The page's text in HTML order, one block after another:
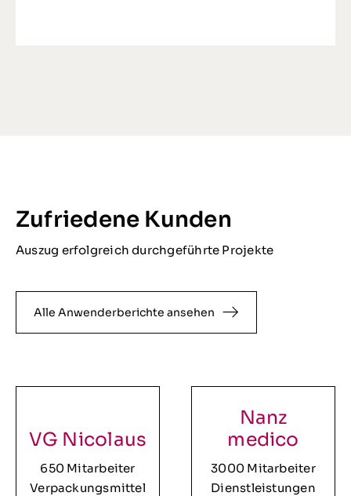
Zufriedene Kunden
Auszug erfolgreich durchgeführte Projekte
Alle Anwenderberichte ansehen
VG Nicolaus
650 Mitarbeiter
Verpackungsmittel
Nanz
medico
3000 Mitarbeiter
Dienstleistungen